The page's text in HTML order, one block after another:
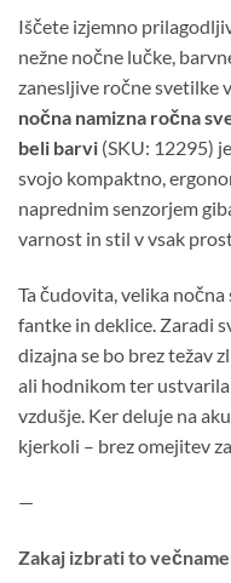
Iščete izjemno
nežne nočne lučke,
zanesljive ročne svetilke
nočna namizna ročna
beli barvi (SKU: 12295)
svojo kompaktno,
naprednim senzorjem
varnost in stil v vsak
Ta čudovita, velika
fantke in deklice. Zaradi
dizajna se bo brez težav
ali hodnikom ter
vzdušje. Ker deluje na
kjerkoli – brez omejitev
—
Zakaj izbrati to